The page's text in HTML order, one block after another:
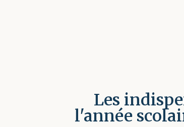
Les
l'année